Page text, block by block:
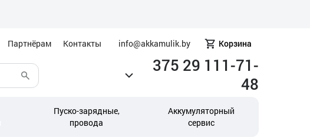
Партнёрам Контакты info@akkamulik.by Корзина
375 29 111-71-
48
Пуско-зарядные,
провода
Аккумуляторный
сервис